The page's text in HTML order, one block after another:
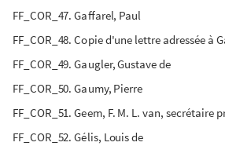
FF_COR_47. Gaffarel, Paul
FF_COR_48. Copie d'une lettre adressée
FF_COR_49. Gaugler, Gustave de
FF_COR_50. Gaumy, Pierre
FF_COR_51. Geem, F. M. L. van, secrétaire
FF_COR_52. Gélis, Louis de